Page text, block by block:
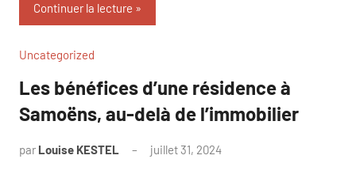
Continuer la lecture
Uncategorized
Les bénéfices d’une résidence à
Samoëns, au-delà de l’immobilier
par Louise KESTEL juillet 31, 2024